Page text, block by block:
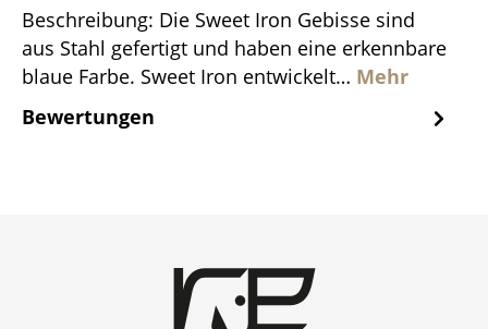
Beschreibung: Die Sweet Iron Gebisse sind
aus Stahl gefertigt und haben eine erkennbare
blaue Farbe. Sweet Iron entwickelt… Mehr
Bewertungen